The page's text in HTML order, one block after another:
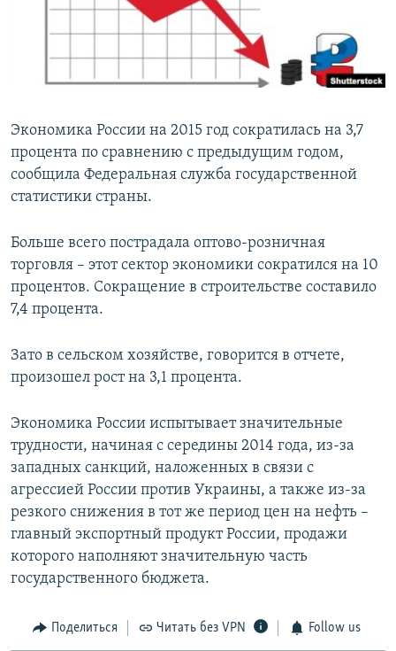
ПОБЕДИТЕЛЕЙ НЕ СУДЯТ?
ELIFBE
ПРИСОЕДИНЯЙТЕСЬ!
Все сайты RFE/RL
Экономика России на 2015 год сократилась на 3,7
процента по сравнению с предыдущим годом,
сообщила Федеральная служба государственной
статистики страны.
Больше всего пострадала оптово-розничная
торговля – этот сектор экономики сократился на 10
процентов. Сокращение в строительстве составило
7,4 процента.
Зато в сельском хозяйстве, говорится в отчете,
произошел рост на 3,1 процента.
Экономика России испытывает значительные
трудности, начиная с середины 2014 года, из-за
западных санкций, наложенных в связи с
агрессией России против Украины, а также из-за
резкого снижения в тот же период цен на нефть –
главный экспортный продукт России, продажи
которого наполняют значительную часть
государственного бюджета.
Поделиться Читать без VPN Follow us